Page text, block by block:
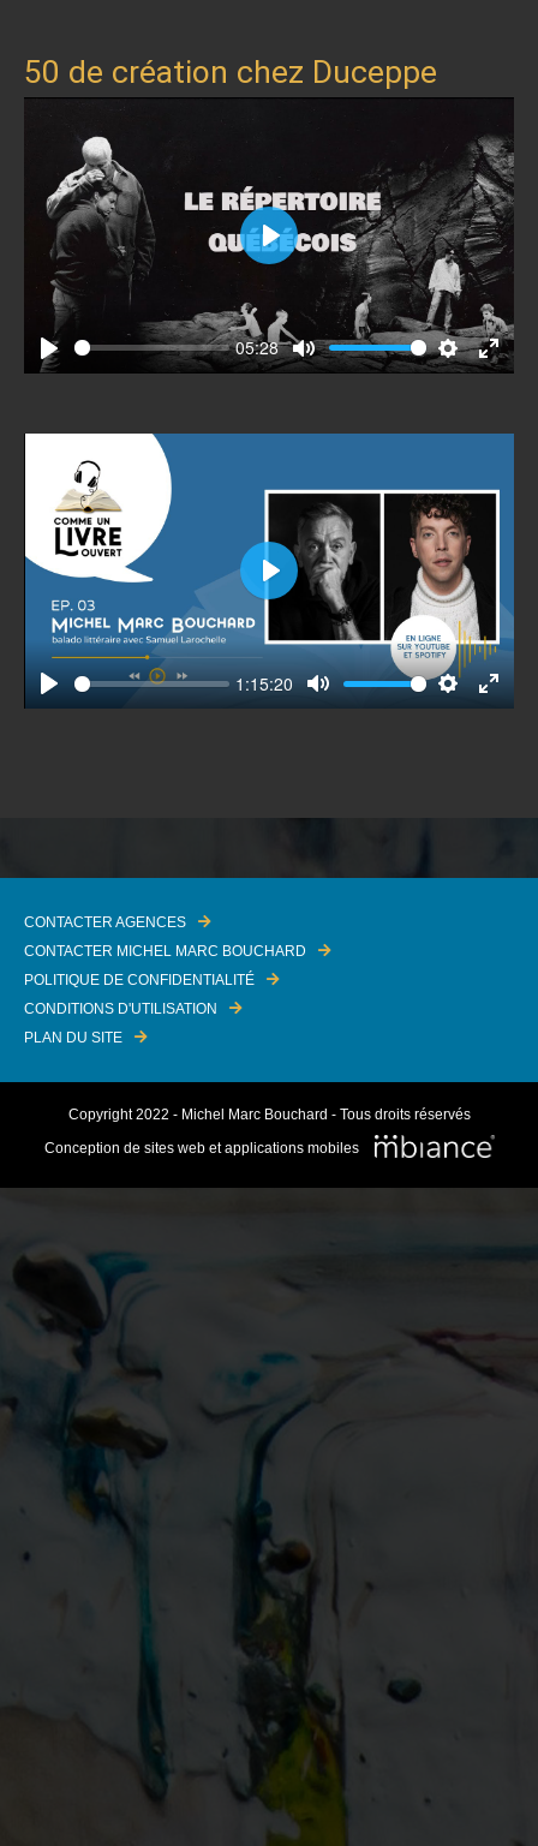
50 de création chez Duceppe
Play
05:28
Mute SettingsEnter
Play
Play
1:15:20
Mute SettingsEnter
Play
CONTACTER AGENCES
CONTACTER MICHEL MARC BOUCHARD
POLITIQUE DE CONFIDENTIALITÉ
CONDITIONS D'UTILISATION
PLAN DU SITE
Copyright 2022 - Michel Marc Bouchard - Tous droits réservés
Conception de sites web et applications mobiles